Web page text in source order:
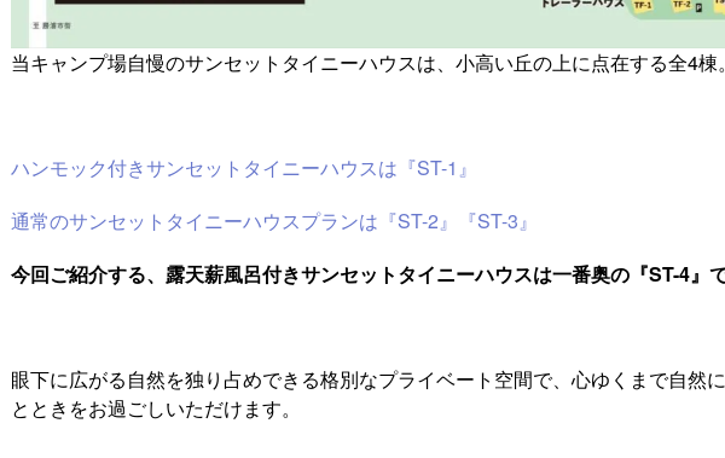
当キャンプ場自慢のサンセットタイニーハウスは、小高い丘の上に点在する全4棟
ハンモック付きサンセットタイニーハウスは『ST-1』
通常のサンセットタイニーハウスプランは『ST-2』『ST-3』
今回ご紹介する、露天薪風呂付きサンセットタイニーハウスは一番奥の『ST-4』
眼下に広がる自然を独り占めできる格別なプライベート空間で、心ゆくまで自然
とときをお過ごしいただけます。